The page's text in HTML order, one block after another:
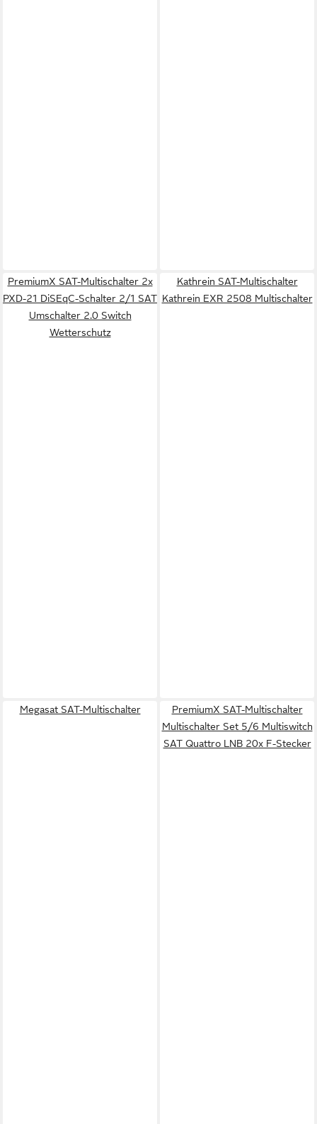
PremiumX SAT-Multischalter 2x
PXD-21 DiSEqC-Schalter 2/1 SAT
Umschalter 2.0 Switch
Wetterschutz
Kathrein SAT-Multischalter
Kathrein EXR 2508 Multischalter
Megasat SAT-Multischalter
PremiumX SAT-Multischalter
Multischalter Set 5/6 Multiswitch
SAT Quattro LNB 20x F-Stecker